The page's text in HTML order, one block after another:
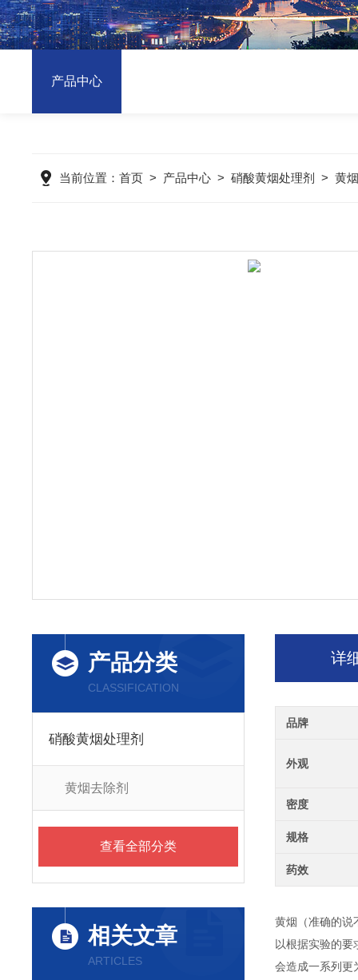
产品中心
当前位置：首页 > 产品中心 >硝酸黄烟处理剂 >黄
产品分类
CLASSIFICATION
硝酸黄烟处理剂
黄烟去除剂
查看全部分类
相关文章
ARTICLES
详
品牌
外观
密度
规格
药效
黄烟（准确的说
以根据实验的
会造成一系列更